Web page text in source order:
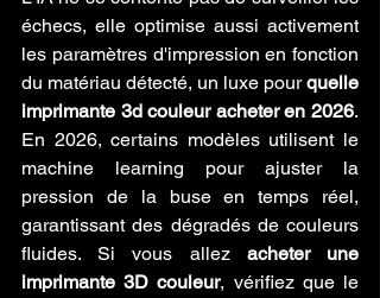
échecs, elle optimise aussi activement
les paramètres d'impression en fonction
du matériau détecté, un luxe pour quelle
imprimante 3d couleur acheter en 2026.
En 2026, certains modèles utilisent le
machine learning pour ajuster la
pression de la buse en temps réel,
garantissant des dégradés de couleurs
fluides. Si vous allez acheter une
imprimante 3D couleur, vérifiez que le